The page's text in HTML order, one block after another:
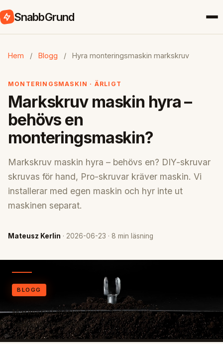
SnabbGrund
Hem / Blogg / Hyra monteringsmaskin markskruv
MONTERINGSMASKIN · ÄRLIGT
Markskruv maskin hyra –
behövs en
monteringsmaskin?
Markskruv maskin hyra – behövs en? DIY-skruvar
skruvas för hand, Pro-skruvar kräver maskin. Vi
installerar med egen maskin och hyr inte ut
maskinen separat.
Mateusz Kerlin · 2026-06-23 · 8 min läsning
BLOGG
Markskruv maskin hyra – behövs en
monteringsmaskin?